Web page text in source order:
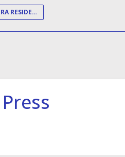
PROMOTORA RESIDENCIAL